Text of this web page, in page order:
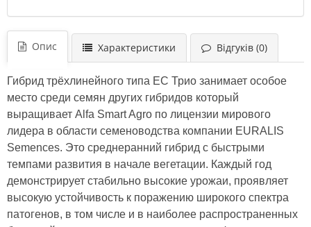
Опис Характеристики Відгуків (0)
Гибрид трёхлинейного типа ЕС Трио занимает особое
место среди семян других гибридов который
выращивает Alfa Smart Agro по лицензии мирового
лидера в области семеноводства компании EURALIS
Semences. Это среднеранний гибрид с быстрыми
темпами развития в начале вегетации. Каждый год
демонстрирует стабильно высокие урожаи, проявляет
высокую устойчивость к поражению широкого спектра
патогенов, в том числе и в наиболее распространенных